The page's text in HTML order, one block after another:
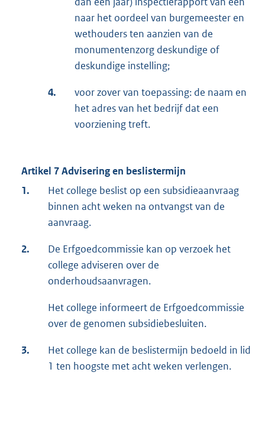
naar het oordeel van burgemeester en
wethouders ten aanzien van de
monumentenzorg deskundige of
deskundige instelling;
4.
voor zover van toepassing: de naam en
het adres van het bedrijf dat een
voorziening treft.
Artikel 7 Advisering en beslistermijn
1.
Het college beslist op een subsidieaanvraag
binnen acht weken na ontvangst van de
aanvraag.
2.
De Erfgoedcommissie kan op verzoek het
college adviseren over de
onderhoudsaanvragen.
Het college informeert de Erfgoedcommissie
over de genomen subsidiebesluiten.
3.
Het college kan de beslistermijn bedoeld in lid
1 ten hoogste met acht weken verlengen.